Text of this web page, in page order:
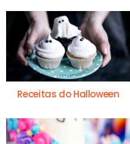
Receitas do Halloween